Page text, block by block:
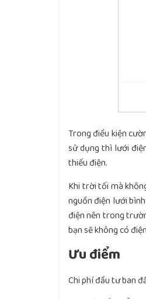
Trong điều kiện
sử dụng thì lưới
thiếu điện.
Khi trời tối mà
nguồn điện lưới
điện nên trong
bạn sẽ không có
Ưu điểm
Chi phí đầu tư ban